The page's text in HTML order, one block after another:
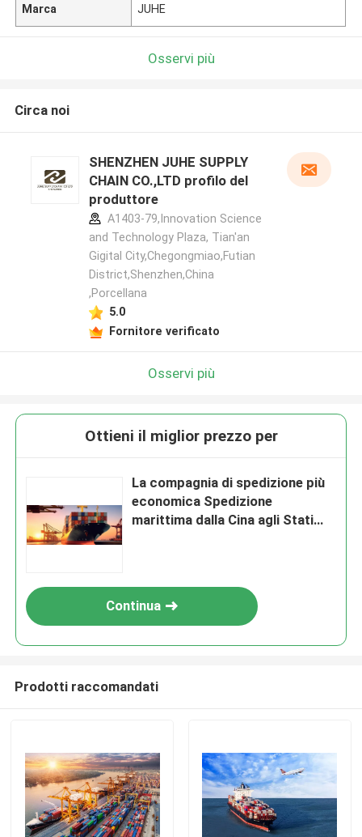
Marca JUHE
Osservi più
Circa noi
SHENZHEN JUHE SUPPLY
CHAIN CO.,LTD profilo del
produttore
A1403-79,Innovation Science
and Technology Plaza, Tian'an
Gigital City,Chegongmiao,Futian
District,Shenzhen,China
,Porcellana
5.0
Fornitore verificato
Osservi più
Ottieni il miglior prezzo per
La compagnia di spedizione più
economica Spedizione
marittima dalla Cina agli Stati
Continua
Prodotti raccomandati